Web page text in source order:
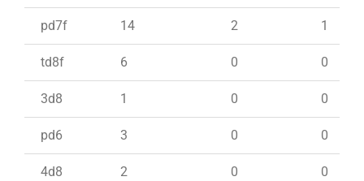
pd7f 14 2 1
td8f 6 0 0
3d8 1 0 0
pd6 3 0 0
4d8 2 0 0